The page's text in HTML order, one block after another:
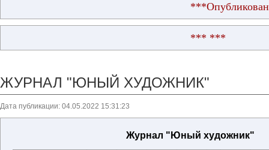
***Опубликованы
*** ***
ЖУРНАЛ "ЮНЫЙ ХУДОЖНИК"
Дата публикации: 04.05.2022 15:31:23
Журнал "Юный художник"